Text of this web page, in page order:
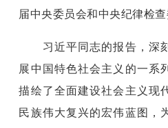
届中央委员会和中央纪律检查
习近平同志的报告，深
展中国特色社会主义的一系
描绘了全面建设社会主义现
民族伟大复兴的宏伟蓝图，